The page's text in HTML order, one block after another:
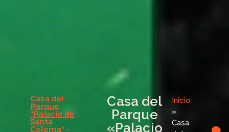
Casa del
Parque
"Palacio de
Santa
Coloma" -
Casa del
Parque
«Palacio
Inicio
»
Casa